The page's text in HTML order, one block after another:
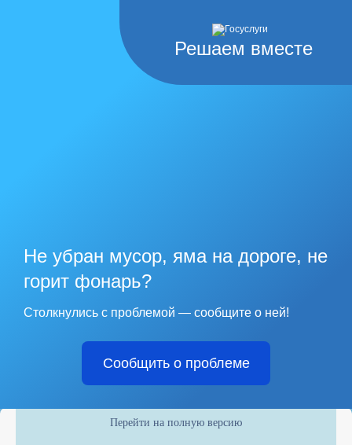
Решаем вместе
Не убран мусор, яма на дороге, не
горит фонарь?
Столкнулись с проблемой — сообщите о ней!
Сообщить о проблеме
Перейти на полную версию